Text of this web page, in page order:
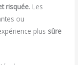
risquée. Les
ou
plus sûre